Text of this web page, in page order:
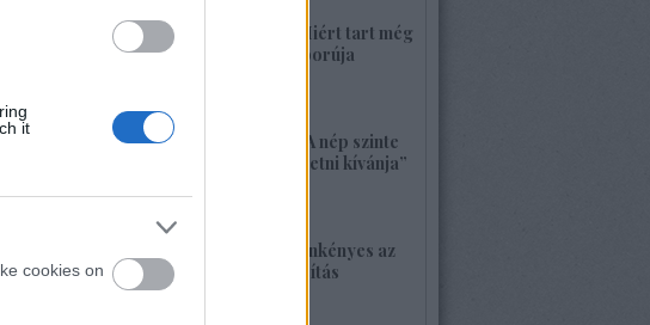
it
cookies on
1419. BEKIÁLTÁS: Miért tart még
sokáig a Nyugat háborúja
1418. BEKIÁLTÁS: „A nép szinte
bárkit követ, aki vezetni kívánja”
1417. BEKIÁLTÁS: Önkényes az
alaptörvény-módosítás
2026. május 21. 12:45